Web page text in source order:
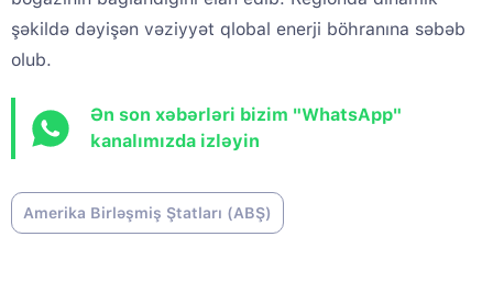
şəkildə dəyişən vəziyyət qlobal enerji böhranına səbəb
olub.
Ən son xəbərləri bizim "WhatsApp"
kanalımızda izləyin
Amerika Birləşmiş Ştatları (ABŞ)